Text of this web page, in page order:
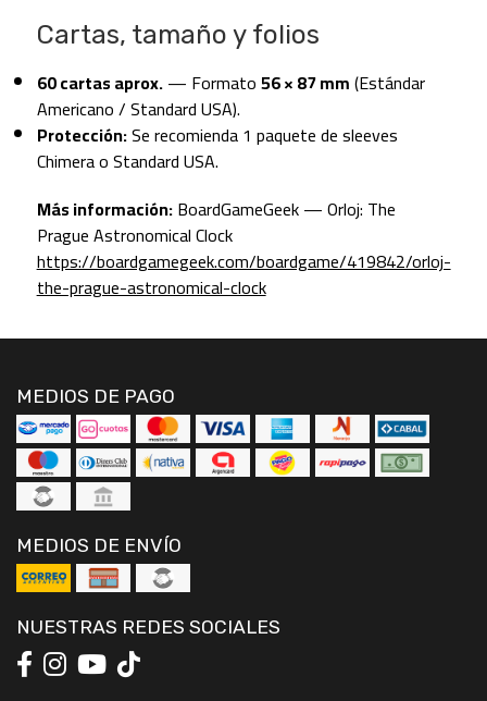
Cartas, tamaño y folios
60 cartas aprox.— Formato56 × 87 mm(Estándar
Americano / Standard USA).
Protección:Se recomienda 1 paquete de sleeves
Chimera o Standard USA.
Más información:BoardGameGeek — Orloj: The
Prague Astronomical Clock
https://boardgamegeek.com/boardgame/419842/orloj-
the-prague-astronomical-clock
MEDIOS DE PAGO
MEDIOS DE ENVÍO
NUESTRAS REDES SOCIALES